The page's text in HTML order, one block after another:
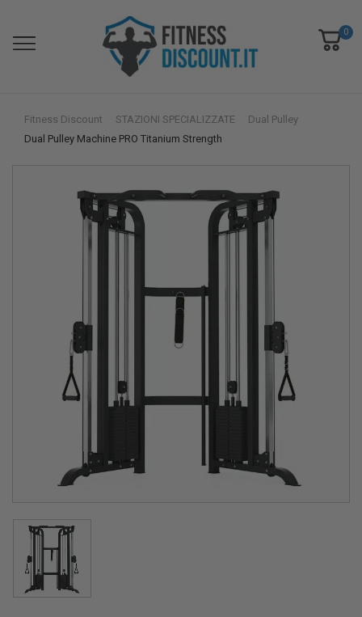
0
Fitness Discount STAZIONI SPECIALIZZATE
Dual Pulley
Dual Pulley Machine PRO Titanium Strength